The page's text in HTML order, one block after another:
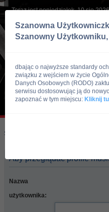
Teraz jest poniedziałek, 10 sie
Skocz do:
Aby przeglądać profile
Nazwa
użytkownika:
Szanowna
Szanowny Użytkowniku,
dbając o najwyższe standardy
związku z wejściem w życie
Danych Osobowych (RODO)
serwisu dostosowując ją do
zapoznać w tym miejscu: Kliknij